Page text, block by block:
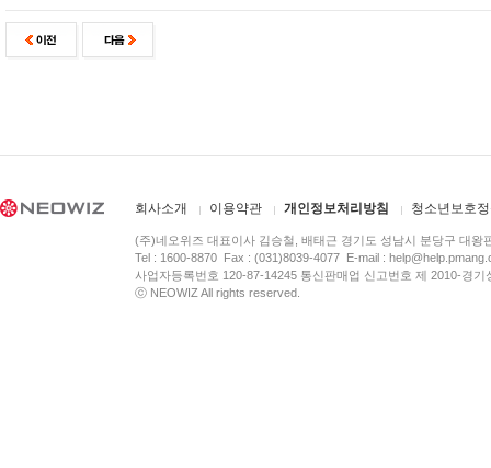
회사소개 이용약관 개인정보처리방침 청소년보호
(주)네오위즈 대표이사 김승철, 배태근 경기도 성남시 분당구 대왕
Tel : 1600-8870 Fax : (031)8039-4077 E-mail :
사업자등록번호 120-87-14245 통신판매업 신고번호 제 2010-경
ⓒ NEOWIZ All rights reserved.